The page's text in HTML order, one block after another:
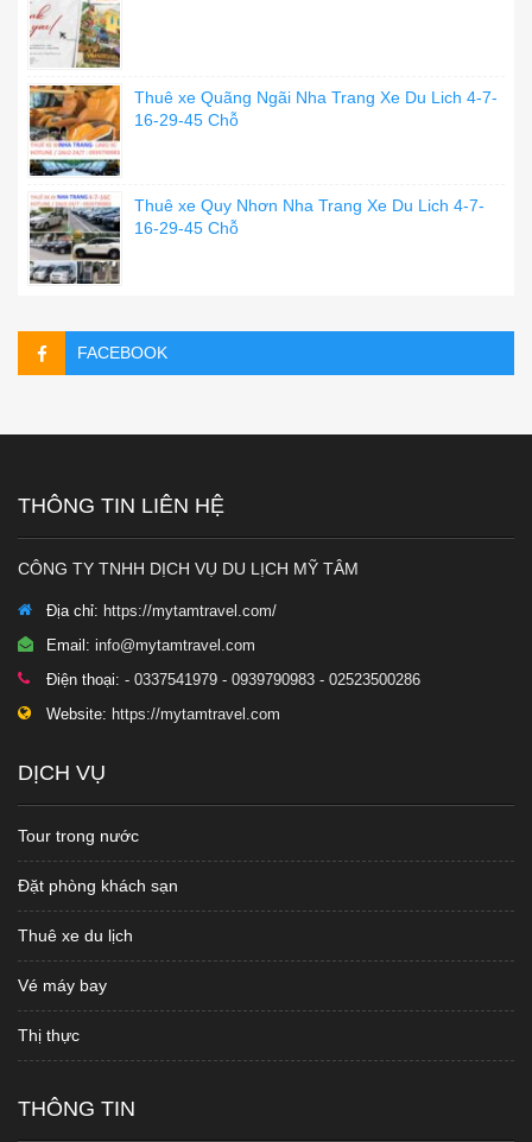
Thuê xe Quãng Ngãi Nha Trang Xe Du Lich 4-7-
16-29-45 Chỗ
Thuê xe Quy Nhơn Nha Trang Xe Du Lich 4-7-
16-29-45 Chỗ
FACEBOOK
THÔNG TIN LIÊN HỆ
CÔNG TY TNHH DỊCH VỤ DU LỊCH MỸ TÂM
Địa chỉ: https://mytamtravel.com/
Email: info@mytamtravel.com
Điện thoại: - 0337541979 - 0939790983 - 02523500286
Website: https://mytamtravel.com
DỊCH VỤ
Tour trong nước
Đặt phòng khách sạn
Thuê xe du lịch
Vé máy bay
Thị thực
THÔNG TIN